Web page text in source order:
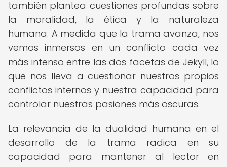
también plantea cuestiones profundas sobre
la moralidad, la ética y la naturaleza
humana. A medida que la trama avanza, nos
vemos inmersos en un conflicto cada vez
más intenso entre las dos facetas de Jekyll, lo
que nos lleva a cuestionar nuestros propios
conflictos internos y nuestra capacidad para
controlar nuestras pasiones más oscuras.
La relevancia de la dualidad humana en el
desarrollo de la trama radica en su
capacidad para mantener al lector en